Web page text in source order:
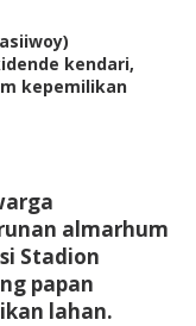
kendari,
kepemilikan
almarhum
Stadion
papan
lahan.